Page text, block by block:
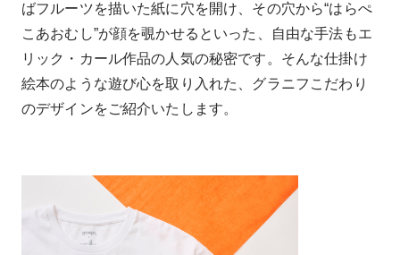
ばフルーツを描いた紙に穴を開け、その穴から“はらぺ
こあおむし”が顔を覗かせるといった、自由な手法もエ
リック・カール作品の人気の秘密です。そんな仕掛け
絵本のような遊び心を取り入れた、グラニフこだわり
のデザインをご紹介いたします。